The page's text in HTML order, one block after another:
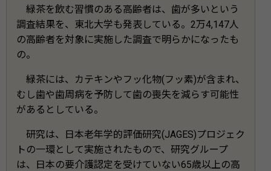
緑茶を飲む習慣のある高齢者は、歯が多いという
調査結果を、東北大学も発表している。2万4,147人
の高齢者を対象に実施した調査で明らかになったも
の。
緑茶には、カテキンやフッ化物(フッ素)が含まれ、
むし歯や歯周病を予防して歯の喪失を減らす可能性
があるとしている。
研究は、日本老年学的評価研究(JAGES)プロジェク
トの一環として実施されたもので、研究グループ
は、日本の要介護認定を受けていない65歳以上の高